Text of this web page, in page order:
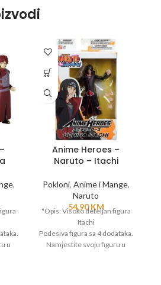
,
u
Anime Heroes –
Naruto – Itachi
Pokloni, Anime i Mange,
Naruto
54,90KM
"Opis: Visoko deteljan figura
Itachi
Podesiva figura sa 4 dodataka.
Namjestite svoju figuru u